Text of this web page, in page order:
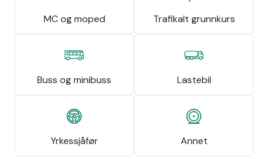
MC og moped Trafikalt grunnkurs
Buss og minibuss Lastebil
Yrkessjåfør Annet